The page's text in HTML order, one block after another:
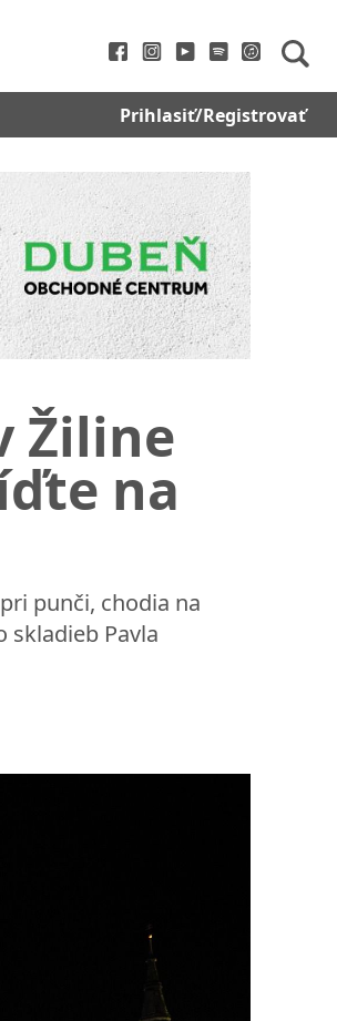
Prihlasiť/Registrovať
Žiline
na
punči, chodia na
skladieb Pavla